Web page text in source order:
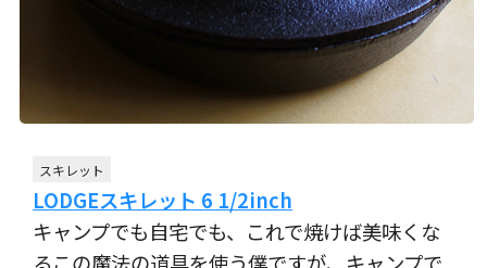
スキレット
LODGEスキレット 6 1/2inch
キャンプでも自宅でも、これで焼けば美味くな